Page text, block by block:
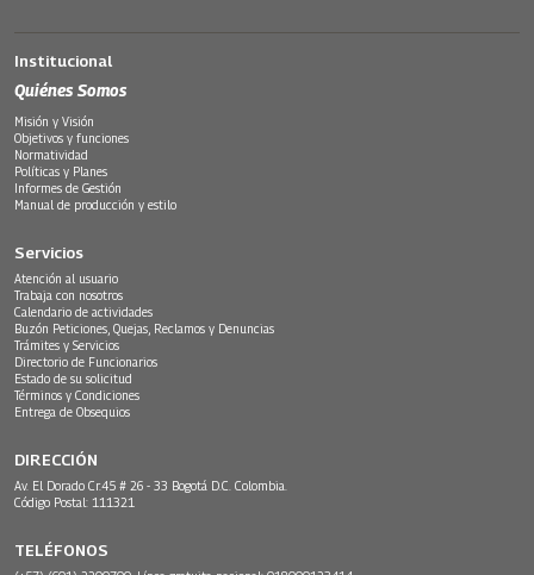
Institucional
Quiénes Somos
Misión y Visión
Objetivos y funciones
Normatividad
Políticas y Planes
Informes de Gestión
Manual de producción y estilo
Servicios
Atención al usuario
Trabaja con nosotros
Calendario de actividades
Buzón Peticiones, Quejas, Reclamos y Denuncias
Trámites y Servicios
Directorio de Funcionarios
Estado de su solicitud
Términos y Condiciones
Entrega de Obsequios
DIRECCIÓN
Av. El Dorado Cr.45 # 26 - 33 Bogotá D.C. Colombia.
Código Postal: 111321
TELÉFONOS